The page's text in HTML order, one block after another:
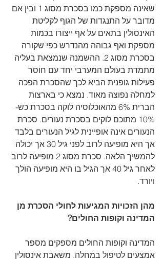
שאינה מספקת כמו בסכרת מסוג 1 ובין אם
מדובר על התנגדות של הגוף לקליטת
האינסולין בתאים על אף ייצורו בכמות
מספקת ואף גבוהה מהנדרש כפי שקורה
בסכרת מסוג 2. ההשמנה שנמצאת בעליה
מתמדת בעולם המערבי יחד עם חוסר
פעילות גופנית הביא לכך שהסכרת הפכה
למחלה נפוצה מאוד. נמצא כי בארצות
הברית 6% מהאוכלוסיה לוקה בסכרת כש-
10% מתוכם לוקים בסכרת נעורים. סכרת
הנעורים אינה אופיינית לגיל הנעורים בלבד
אך היא מופיעה לרוב לפני גיל 30 אך יכולה
להמשיך הלאה. סכרת מסוג 2 מופיעה לרוב
לאחר גיל 40 אך הגיל בו היא מופיעה הולך
ויורד.
מהן הזכויות המגיעות לחולי הסכרת מן
המדינה וקופות החולים?
המדינה וקופות החולים מספקים מספר
אמצעים לטיפול במחלה. משאבת אינסולין